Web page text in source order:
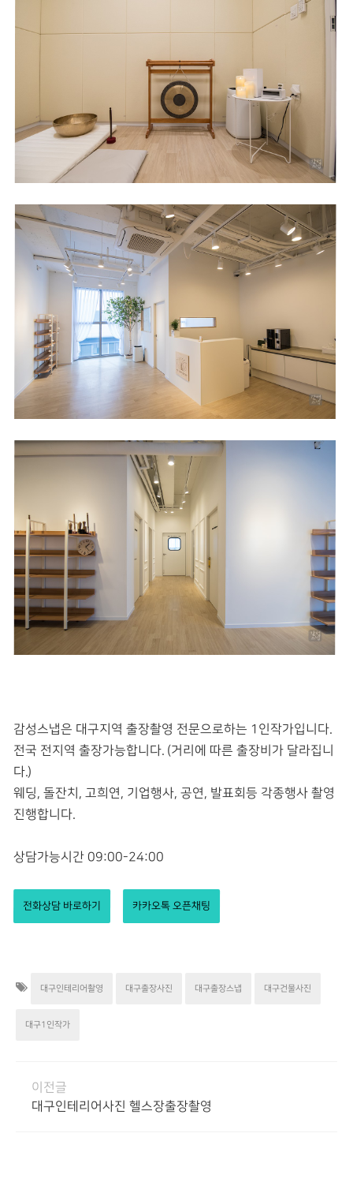
감성스냅은 대구지역 출장촬영 전문으로하는 1인작가입니다.
전국 전지역 출장가능합니다. (거리에 따른 출장비가 달라집니
다.)
웨딩, 돌잔치, 고희연, 기업행사, 공연, 발표회등 각종행사 촬영
진행합니다.
상담가능시간 09:00-24:00
전화상담 바로하기 카카오톡 오픈채팅
대구인테리어촬영 대구출장사진 대구출장스냅 대구건물사진
대구1인작가
이전글
대구인테리어사진 헬스장출장촬영